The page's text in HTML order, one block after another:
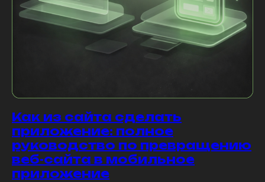
Как из сайта сделать
приложение: полное
руководство по превращению
веб-сайта в мобильное
приложение